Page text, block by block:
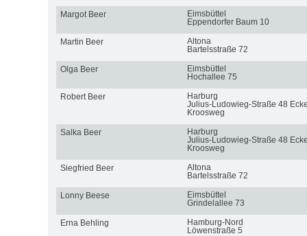
Margot Beer
Eimsbüttel
Eppendorfer Baum 10
Martin Beer
Altona
Bartelsstraße 72
Olga Beer
Eimsbüttel
Hochallee 75
Robert Beer
Harburg
Julius-Ludowieg-Straße 48
Kroosweg
Salka Beer
Harburg
Julius-Ludowieg-Straße 48
Kroosweg
Siegfried Beer
Altona
Bartelsstraße 72
Lonny Beese
Eimsbüttel
Grindelallee 73
Erna Behling
Hamburg-Nord
Löwenstraße 5